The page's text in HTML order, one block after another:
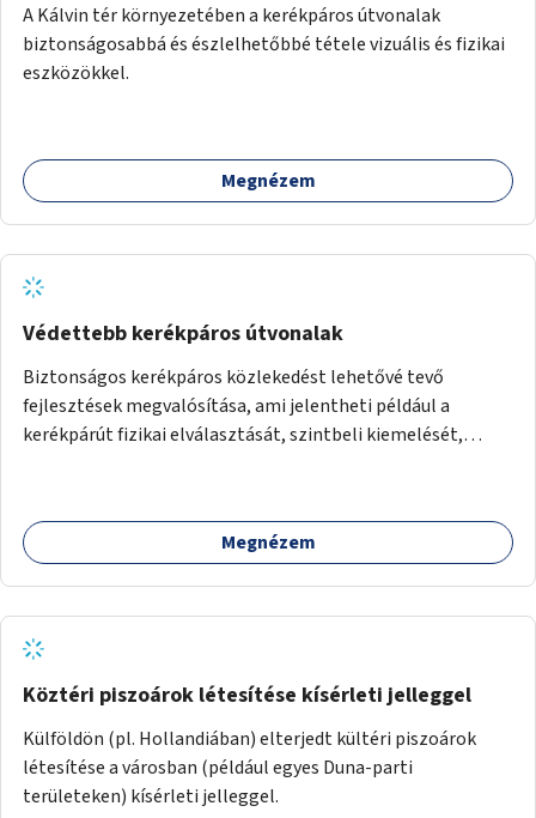
A Kálvin tér környezetében a kerékpáros útvonalak
biztonságosabbá és észlelhetőbbé tétele vizuális és fizikai
eszközökkel.
Megnézem
Védettebb kerékpáros útvonalak
Biztonságos kerékpáros közlekedést lehetővé tevő
fejlesztések megvalósítása, ami jelentheti például a
kerékpárút fizikai elválasztását, szintbeli kiemelését,
vagy akár egyes egyirányú utcák megnyitását
szembeforgalmú kerékpározásra.
Megnézem
Köztéri piszoárok létesítése kísérleti jelleggel
Külföldön (pl. Hollandiában) elterjedt kültéri piszoárok
létesítése a városban (például egyes Duna-parti
területeken) kísérleti jelleggel.